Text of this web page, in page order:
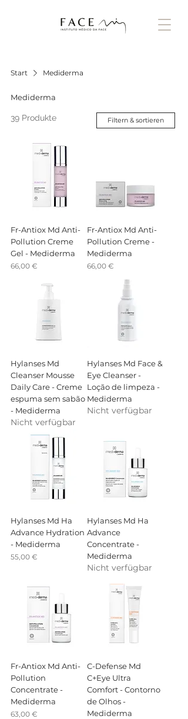
Start Mediderma
Mediderma
39 Produkte Filtern & sortieren
Fr-Antiox Md Anti-
Pollution Creme
Gel - Mediderma
Preis
66,00 €
Fr-Antiox Md Anti-
Pollution Creme -
Mediderma
Preis
66,00 €
Hylanses Md
Cleanser Mousse
Daily Care - Creme
espuma sem sabão
- Mediderma
Nicht verfügbar
Hylanses Md Face &
Eye Cleanser -
Loção de limpeza -
Mediderma
Nicht verfügbar
Hylanses Md Ha
Advance Hydration
- Mediderma
Preis
55,00 €
Hylanses Md Ha
Advance
Concentrate -
Mediderma
Nicht verfügbar
Fr-Antiox Md Anti-
Pollution
Concentrate -
Mediderma
Preis
63,00 €
C-Defense Md
C+Eye Ultra
Comfort - Contorno
de Olhos -
Mediderma